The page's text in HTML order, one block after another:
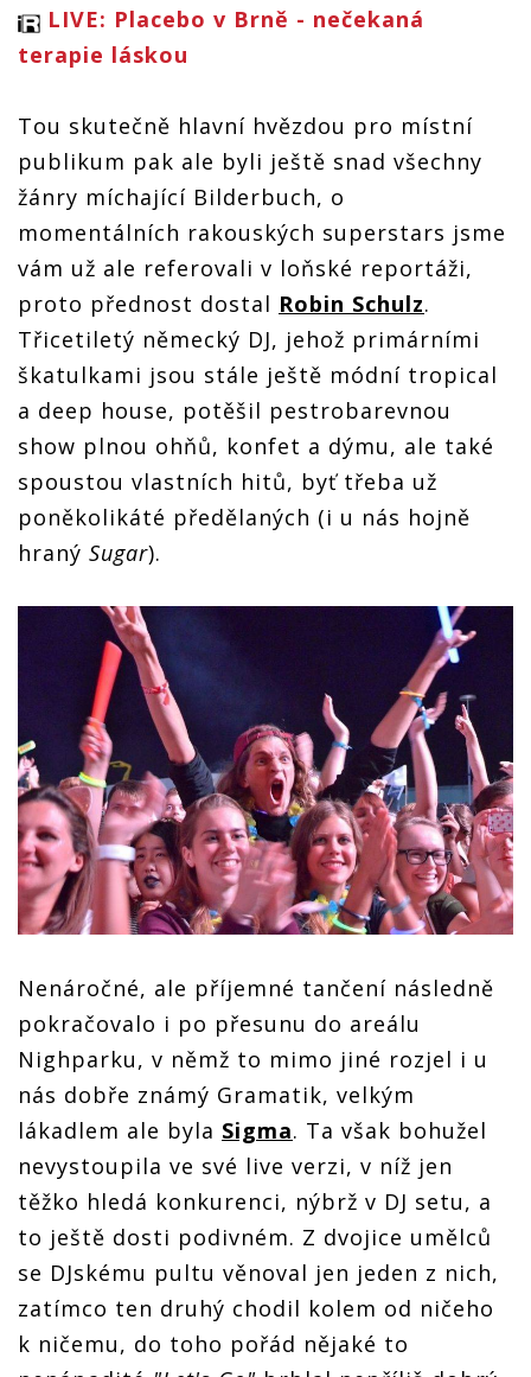
LIVE: Placebo v Brně - nečekaná
terapie láskou
Tou skutečně hlavní hvězdou pro místní
publikum pak ale byli ještě snad všechny
žánry míchající Bilderbuch, o
momentálních rakouských superstars jsme
vám už ale referovali v loňské reportáži,
proto přednost dostal Robin Schulz.
Třicetiletý německý DJ, jehož primárními
škatulkami jsou stále ještě módní tropical
a deep house, potěšil pestrobarevnou
show plnou ohňů, konfet a dýmu, ale také
spoustou vlastních hitů, byť třeba už
poněkolikáté předělaných (i u nás hojně
hraný Sugar).
Nenáročné, ale příjemné tančení následně
pokračovalo i po přesunu do areálu
Nighparku, v němž to mimo jiné rozjel i u
nás dobře známý Gramatik, velkým
lákadlem ale byla Sigma. Ta však bohužel
nevystoupila ve své live verzi, v níž jen
těžko hledá konkurenci, nýbrž v DJ setu, a
to ještě dosti podivném. Z dvojice umělců
se DJskému pultu věnoval jen jeden z nich,
zatímco ten druhý chodil kolem od ničeho
k ničemu, do toho pořád nějaké to